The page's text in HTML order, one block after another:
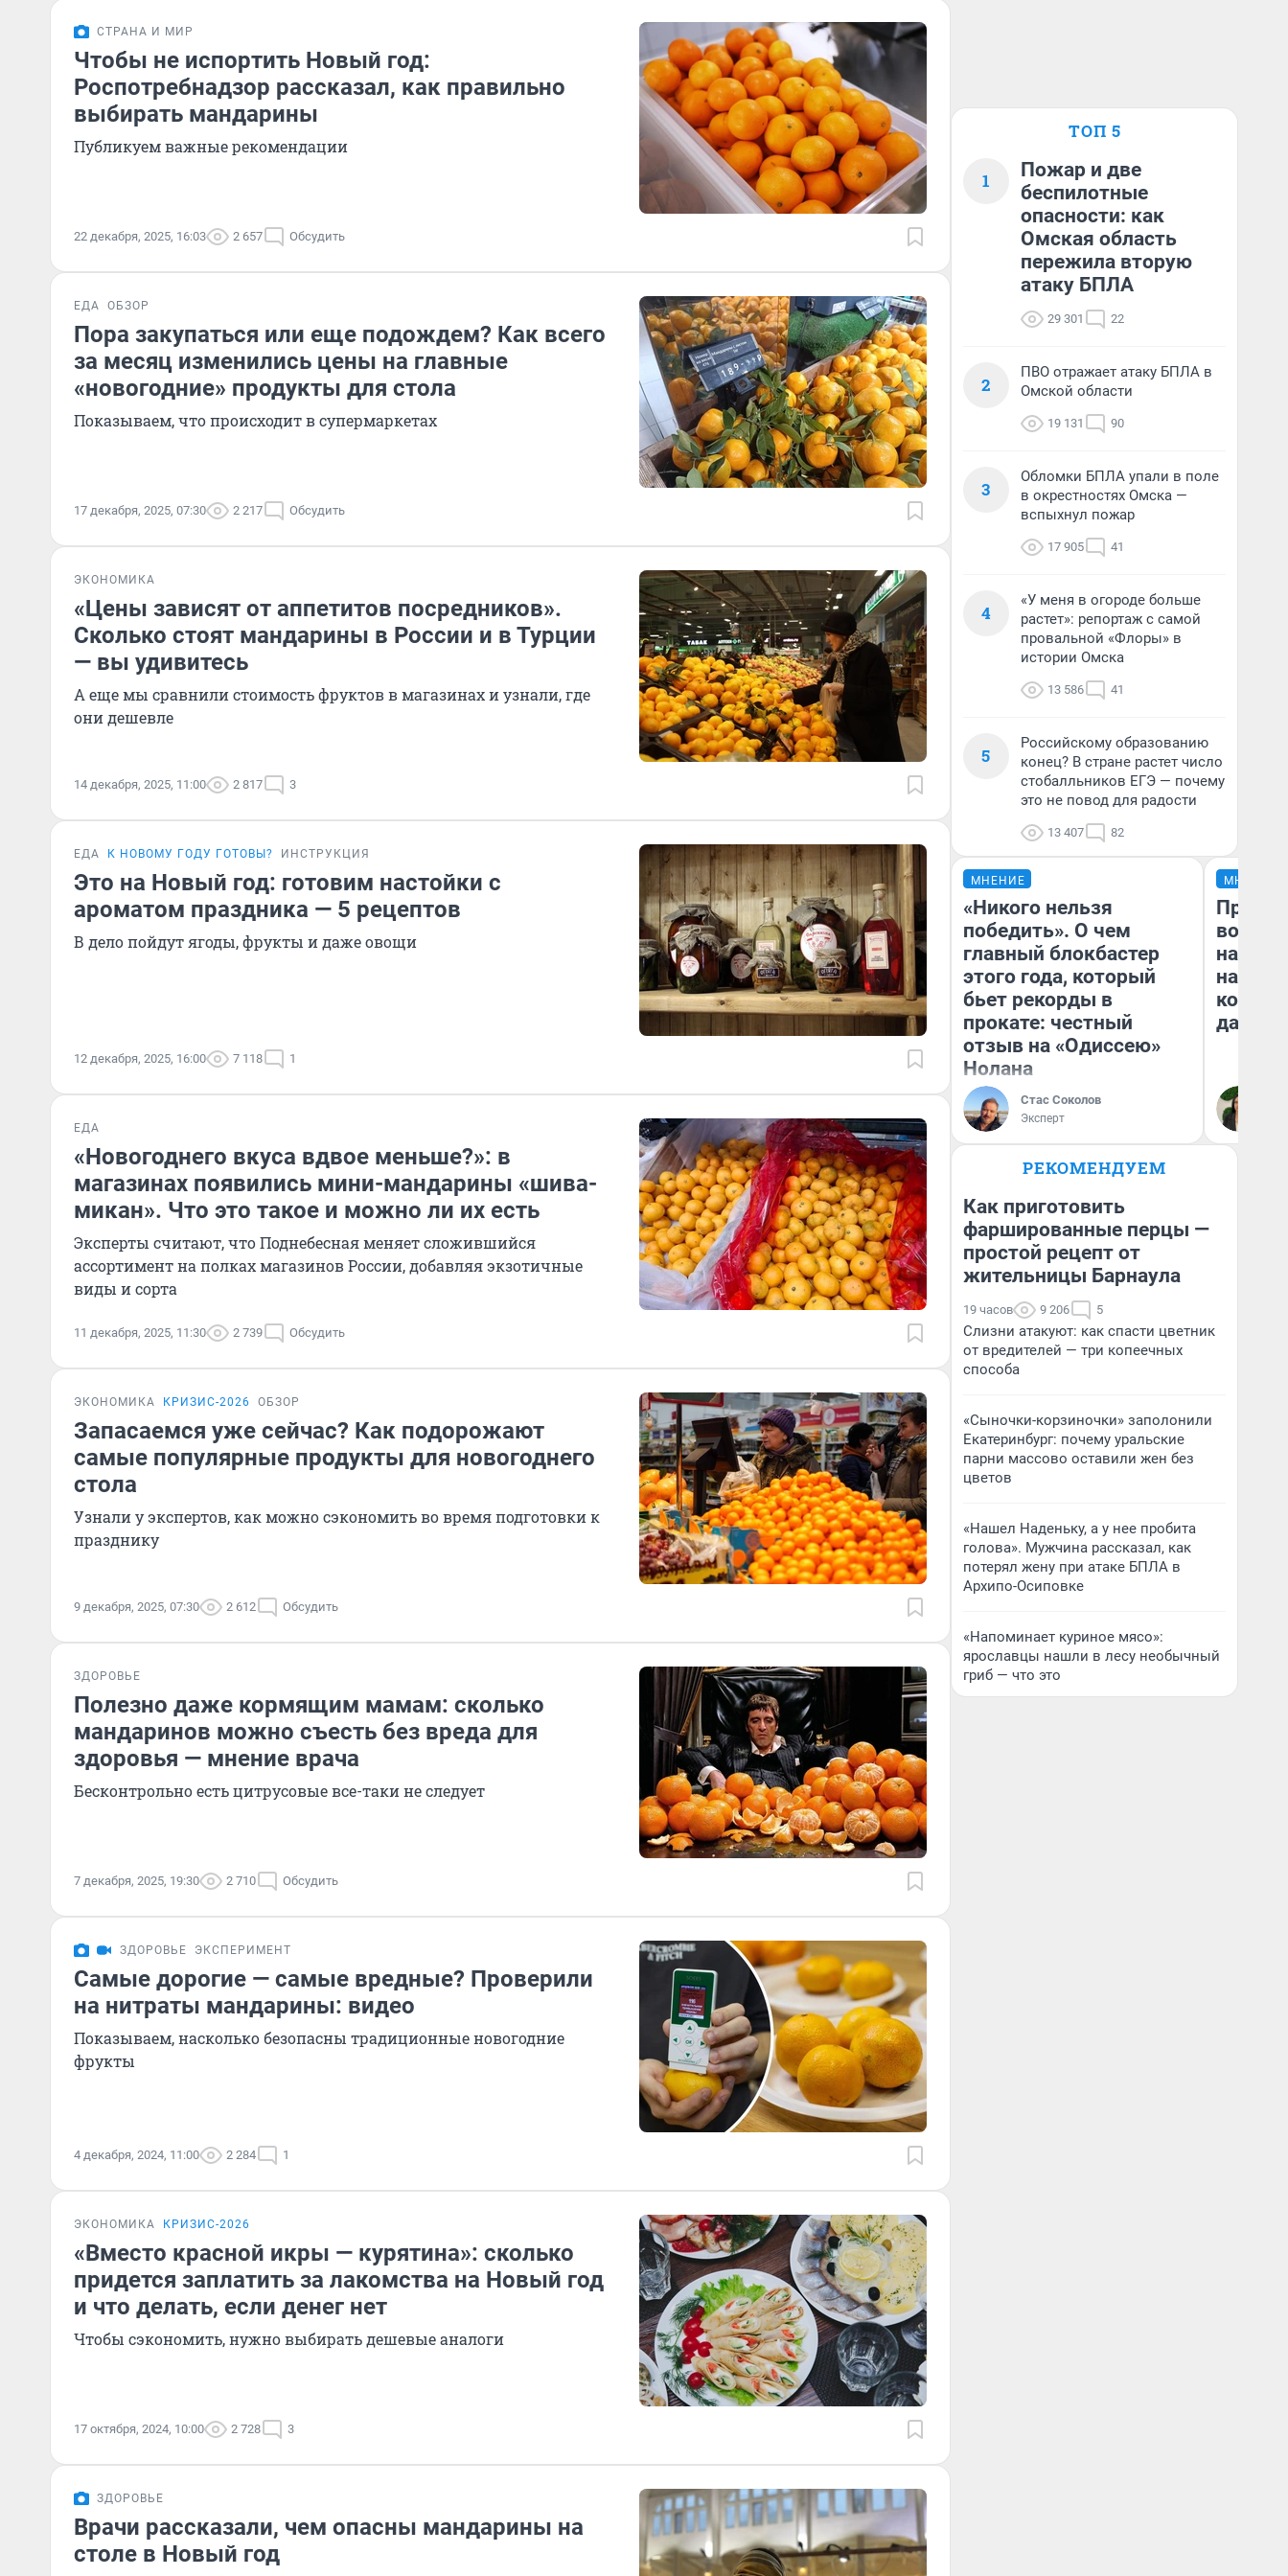
СТРАНА И МИР
Чтобы не испортить Новый год:
Роспотребнадзор рассказал, как правильно
выбирать мандарины
Публикуем важные рекомендации
22 декабря, 2025, 16:03 2 657 Обсудить
ЕДА ОБЗОР
Пора закупаться или еще подождем? Как всего
за месяц изменились цены на главные
«новогодние» продукты для стола
Показываем, что происходит в супермаркетах
17 декабря, 2025, 07:30 2 217 Обсудить
ЭКОНОМИКА
«Цены зависят от аппетитов посредников».
Сколько стоят мандарины в России и в Турции
— вы удивитесь
А еще мы сравнили стоимость фруктов в магазинах и узнали, где
они дешевле
14 декабря, 2025, 11:00 2 817 3
ЕДА К НОВОМУ ГОДУ ГОТОВЫ? ИНСТРУКЦИЯ
Это на Новый год: готовим настойки с
ароматом праздника — 5 рецептов
В дело пойдут ягоды, фрукты и даже овощи
12 декабря, 2025, 16:00 7 118 1
ЕДА
«Новогоднего вкуса вдвое меньше?»: в
магазинах появились мини-мандарины «шива-
микан». Что это такое и можно ли их есть
Эксперты считают, что Поднебесная меняет сложившийся
ассортимент на полках магазинов России, добавляя экзотичные
виды и сорта
11 декабря, 2025, 11:30 2 739 Обсудить
ЭКОНОМИКА КРИЗИС-2026 ОБЗОР
Запасаемся уже сейчас? Как подорожают
самые популярные продукты для новогоднего
стола
Узнали у экспертов, как можно сэкономить во время подготовки к
празднику
9 декабря, 2025, 07:30 2 612 Обсудить
ЗДОРОВЬЕ
Полезно даже кормящим мамам: сколько
мандаринов можно съесть без вреда для
здоровья — мнение врача
Бесконтрольно есть цитрусовые все-таки не следует
7 декабря, 2025, 19:30 2 710 Обсудить
ЗДОРОВЬЕ ЭКСПЕРИМЕНТ
Самые дорогие — самые вредные? Проверили
на нитраты мандарины: видео
Показываем, насколько безопасны традиционные новогодние
фрукты
4 декабря, 2024, 11:00 2 284 1
ЭКОНОМИКА КРИЗИС-2026
«Вместо красной икры — курятина»: сколько
придется заплатить за лакомства на Новый год
и что делать, если денег нет
Чтобы сэкономить, нужно выбирать дешевые аналоги
17 октября, 2024, 10:00 2 728 3
ЗДОРОВЬЕ
Врачи рассказали, чем опасны мандарины на
столе в Новый год
ТОП 5
1
Пожар и две
беспилотные
опасности: как
Омская область
пережила вторую
атаку БПЛА
29 301 22
2
ПВО отражает атаку БПЛА в
Омской области
19 131 90
3
Обломки БПЛА упали в поле
в окрестностях Омска —
вспыхнул пожар
17 905 41
4
«У меня в огороде больше
растет»: репортаж с самой
провальной «Флоры» в
истории Омска
13 586 41
5
Российскому образованию
конец? В стране растет число
стобалльников ЕГЭ — почему
это не повод для радости
13 407 82
МНЕНИЕ
«Никого нельзя
победить». О чем
главный блокбастер
этого года, который
бьет рекорды в
прокате: честный
отзыв на «Одиссею»
Нолана
Стас Соколов
Эксперт
МНЕНИЕ
нам
даже
РЕКОМЕНДУЕМ
Как приготовить
фаршированные перцы —
простой рецепт от
жительницы Барнаула
19 часов 9 206 5
Слизни атакуют: как спасти цветник
от вредителей — три копеечных
способа
«Сыночки-корзиночки» заполонили
Екатеринбург: почему уральские
парни массово оставили жен без
цветов
«Нашел Наденьку, а у нее пробита
голова». Мужчина рассказал, как
потерял жену при атаке БПЛА в
Архипо-Осиповке
«Напоминает куриное мясо»:
ярославцы нашли в лесу необычный
гриб — что это